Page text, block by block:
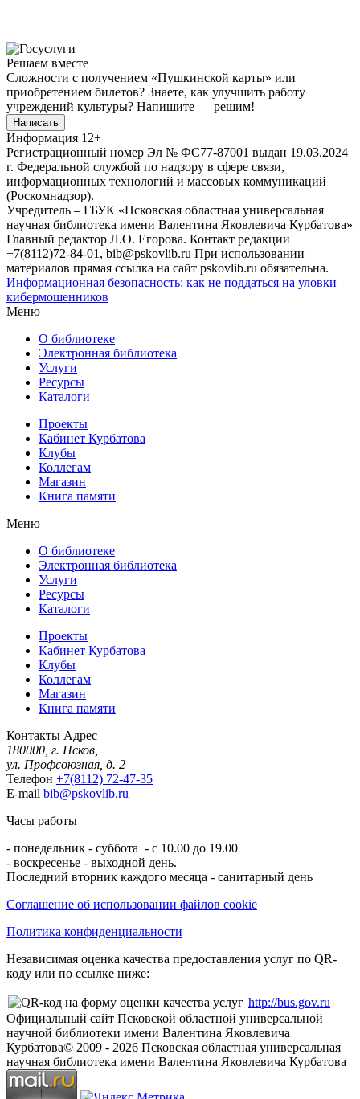
Решаем вместе
Сложности с получением «Пушкинской карты» или
приобретением билетов? Знаете, как улучшить работу
учреждений культуры? Напишите — решим!
Написать
Информация 12+
Регистрационный номер Эл № ФС77-87001 выдан 19.03.2024
г. Федеральной службой по надзору в сфере связи,
информационных технологий и массовых коммуникаций
(Роскомнадзор).
Учредитель – ГБУК «Псковская областная универсальная
научная библиотека имени Валентина Яковлевича Курбатова»
Главный редактор Л.О. Егорова. Контакт редакции
+7(8112)72-84-01, bib@pskovlib.ru При использовании
материалов прямая ссылка на сайт pskovlib.ru обязательна.
Информационная безопасность: как не поддаться на уловки
кибермошенников
Меню
О библиотеке
Электронная библиотека
Услуги
Ресурсы
Каталоги
Проекты
Кабинет Курбатова
Клубы
Коллегам
Магазин
Книга памяти
Меню
О библиотеке
Электронная библиотека
Услуги
Ресурсы
Каталоги
Проекты
Кабинет Курбатова
Клубы
Коллегам
Магазин
Книга памяти
Контакты Адрес
180000, г. Псков,
ул. Профсоюзная, д. 2
Телефон +7(8112) 72-47-35
E-mail bib@pskovlib.ru
Часы работы
- понедельник - суббота - с 10.00 до 19.00
- воскресенье - выходной день.
Последний вторник каждого месяца - санитарный день
Соглашение об использовании файлов cookie
Политика конфиденциальности
Независимая оценка качества предоставления услуг по QR-
коду или по ссылке ниже:
http://bus.gov.ru
Официальный сайт Псковской областной универсальной
научной библиотеки имени Валентина Яковлевича
Курбатова© 2009 - 2026 Псковская областная универсальная
научная библиотека имени Валентина Яковлевича Курбатова